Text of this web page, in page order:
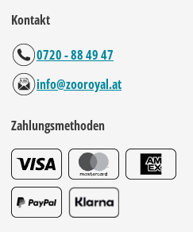
Kontakt
0720 - 88 49 47
info@zooroyal.at
Zahlungsmethoden